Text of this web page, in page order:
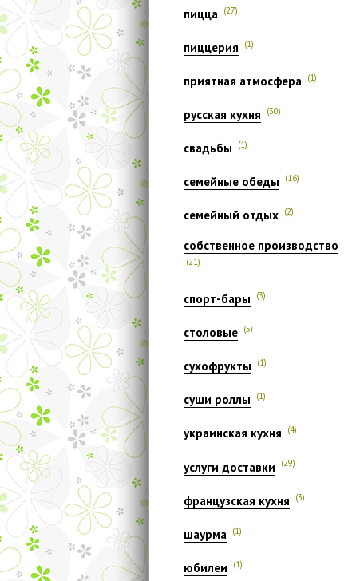
пицца (27)
пиццерия (1)
приятная атмосфера (1)
русская кухня (30)
свадьбы (1)
семейные обеды (16)
семейный отдых (2)
собственное производство
(21)
спорт-бары (3)
столовые (5)
сухофрукты (1)
суши роллы (1)
украинская кухня (4)
услуги доставки (29)
французская кухня (3)
шаурма (1)
юбилеи (1)